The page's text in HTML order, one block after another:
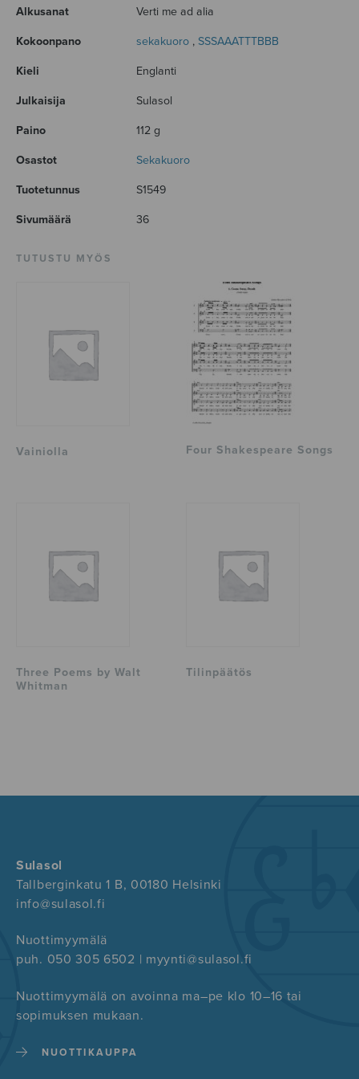
Alkusanat
Verti me ad alia
Kokoonpano sekakuoro , SSSAAATTTBBB
Kieli Englanti
Julkaisija Sulasol
Paino 112 g
Osastot Sekakuoro
Tuotetunnus S1549
Sivumäärä 36
TUTUSTU MYÖS
Vainiolla Four Shakespeare Songs
Three Poems by Walt
Whitman
Tilinpäätös
Sulasol
Tallberginkatu 1 B, 00180 Helsinki
info@sulasol.fi
Nuottimyymälä
puh. 050 305 6502 | myynti@sulasol.fi
Nuottimyymälä on avoinna ma–pe klo 10–16 tai
sopimuksen mukaan.
NUOTTIKAUPPA